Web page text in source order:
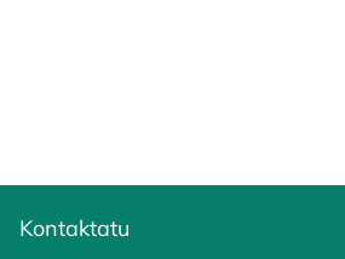
Kontaktatu